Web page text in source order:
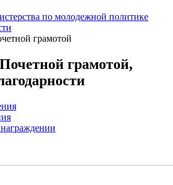
по молодежной политике
грамотой
грамотой,